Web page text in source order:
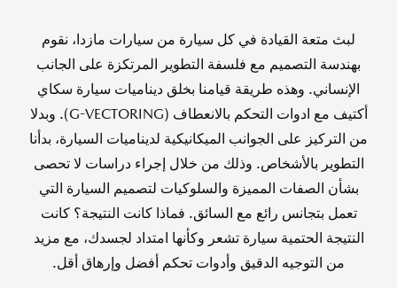
لبث متعة القيادة في كل سيارة من سيارات مازدا، نقوم
بهندسة التصميم مع فلسفة التطوير المرتكزة على الجانب
الإنساني. وهذه طريقة قيامنا بخلق ديناميات سيارة سكاي
أكتيف مع ادوات التحكم بالانعطاف (G-VECTORING). وبدلا
من التركيز على الجوانب الميكانيكية لديناميات السيارة، بدأنا
التطوير بالأشخاص. وذلك من خلال إجراء دراسات لا تحصى
بشأن الصفات المميزة والسلوكيات لتصميم السيارة التي
تعمل بتجانس رائع مع السائق. فماذا كانت النتيجة؟ كانت
النتيجة الحتمية سيارة تشعر وكأنها امتداد لجسدك، مع مزيد
من التوجيه الدقيق وأدوات تحكم أفضل وإرهاق أقل.